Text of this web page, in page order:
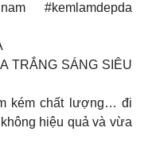
#kemlamdepda
TRẮNG SÁNG SIÊU
kém chất lượng… đi
hiệu quả và vừa